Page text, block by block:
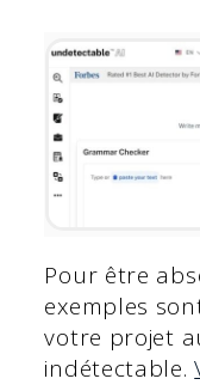
Pour être
exemples
votre projet
indétectable.